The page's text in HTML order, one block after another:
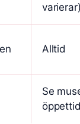
Alltid
Se